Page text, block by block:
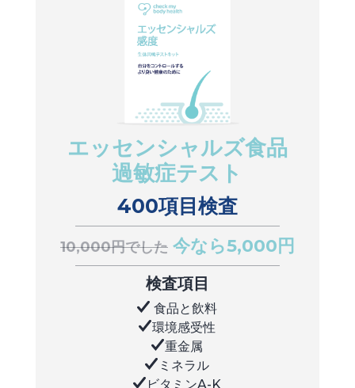
エッセンシャルズ食品
過敏症テスト
400項目検査
10,000円でした 今なら5,000円
検査項目
食品と飲料
環境感受性
重金属
ミネラル
ビタミンA-K